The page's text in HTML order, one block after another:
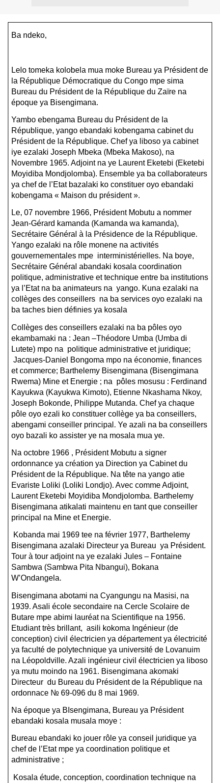
Ba ndeko,
Lelo tomeka kolobela mua moke Bureau ya Président de
la République Démocratique du Congo mpe sima
Bureau du Président de la République du Zaïre na
époque ya Bisengimana.
Yambo ebengama Bureau du Président de la
République, yango ebandaki kobengama cabinet du
Président de la République. Chef ya liboso ya cabinet
iye ezalaki Joseph Mbeka (Mbeka Makoso), na
Novembre 1965. Adjoint na ye Laurent Eketebi (Eketebi
Moyidiba Mondjolomba). Ensemble ya ba collaborateurs
ya chef de l’Etat bazalaki ko constituer oyo ebandaki
kobengama « Maison du président ».
Le, 07 novembre 1966, Président Mobutu a nommer
Jean-Gérard kamanda (Kamanda wa kamanda),
Secrétaire Général à la Présidence de la République.
Yango ezalaki na rôle monene na activités
gouvernementales mpe interministérielles. Na boye,
Secrétaire Général abandaki kosala coordination
politique, administrative et technique entre ba institutions
ya l’Etat na ba animateurs na yango. Kuna ezalaki na
collèges des conseillers na ba services oyo ezalaki na
ba taches bien définies ya kosala
Collèges des conseillers ezalaki na ba pôles oyo
ekambamaki na : Jean –Théodore Umba (Umba di
Lutete) mpo na politique administrative et juridique;
Jacques-Daniel Bongoma mpo na économie, finances
et commerce; Barthelemy Bisengimana (Bisengimana
Rwema) Mine et Energie ; na pôles mosusu : Ferdinand
Kayukwa (Kayukwa Kimoto), Etienne Nkashama Nkoy,
Joseph Bokonde, Philippe Mutanda. Chef ya chaque
pôle oyo ezali ko constituer collège ya ba conseillers,
abengami conseiller principal. Ye azali na ba conseillers
oyo bazali ko assister ye na mosala mua ye.
Na octobre 1966 , Président Mobutu a signer
ordonnance ya création ya Direction ya Cabinet du
Président de la République. Na tête na yango atie
Evariste Loliki (Loliki Londjo). Avec comme Adjoint,
Laurent Eketebi Moyidiba Mondjolomba. Barthelemy
Bisengimana atikalati maintenu en tant que conseiller
principal na Mine et Energie.
Kobanda mai 1969 tee na février 1977, Barthelemy
Bisengimana azalaki Directeur ya Bureau ya Président.
Tour à tour adjoint na ye ezalaki Jules – Fontaine
Sambwa (Sambwa Pita Nbangui), Bokana
W’Ondangela.
Bisengimana abotami na Cyangungu na Masisi, na
1939. Asali école secondaire na Cercle Scolaire de
Butare mpe abimi lauréat na Scientifique na 1956.
Etudiant très brillant, asili kokoma Ingénieur (de
conception) civil électricien ya département ya électricité
ya faculté de polytechnique ya université de Lovanuim
na Léopoldville. Azali ingénieur civil électricien ya liboso
ya mutu moindo na 1961. Bisengimana akomaki
Directeur du Bureau du Président de la République na
ordonnace № 69-096 du 8 mai 1969.
Na époque ya BIsengimana, Bureau ya Président
ebandaki kosala musala moye :
Bureau ebandaki ko jouer rôle ya conseil juridique ya
chef de l’Etat mpe ya coordination politique et
administrative ;
Kosala étude, conception, coordination technique na